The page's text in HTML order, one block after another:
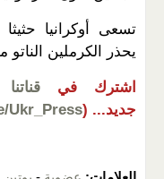
تسعى أوكرانيا
يحذر الكرملين
اشترك في
جديد... (
Ukr_Press